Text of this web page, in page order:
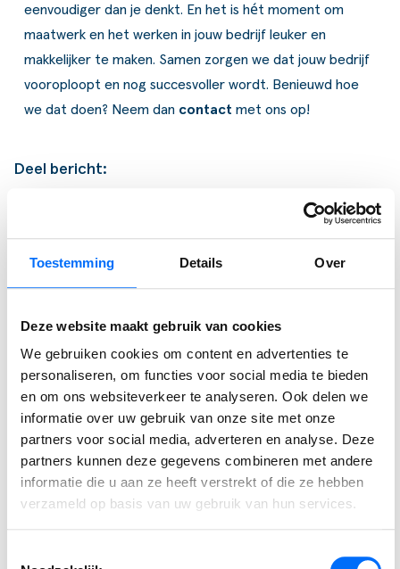
Toestemming Details Over
Deze website maakt gebruik van cookies
We gebruiken cookies om content en advertenties te
personaliseren, om functies voor social media te bieden
en om ons websiteverkeer te analyseren. Ook delen we
informatie over uw gebruik van onze site met onze
partners voor social media, adverteren en analyse. Deze
partners kunnen deze gegevens combineren met andere
informatie die u aan ze heeft verstrekt of die ze hebben
verzameld op basis van uw gebruik van hun services.
eenvoudiger dan je denkt. En het is hét moment om
maatwerk en het werken in jouw bedrijf leuker en
makkelijker te maken. Samen zorgen we dat jouw bedrijf
vooroploopt en nog succesvoller wordt. Benieuwd hoe
we dat doen? Neem dan contact met ons op!
Deel bericht:
Auteur
Lead Marketing
⟵ Terug naar overzicht
Gerelateerde berichten